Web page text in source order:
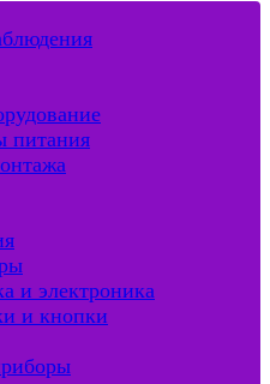
питания
и электроника
и кнопки